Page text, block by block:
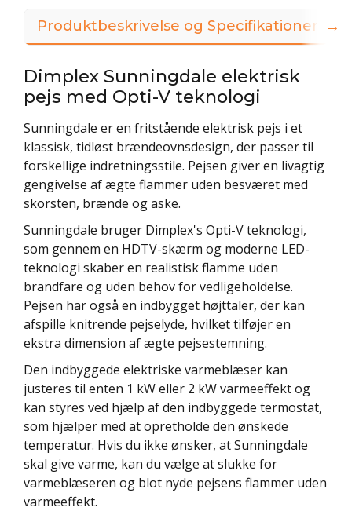
Produktbeskrivelse og Specifikationer
Dimplex Sunningdale elektrisk
pejs med Opti-V teknologi
Sunningdale er en fritstående elektrisk pejs i et
klassisk, tidløst brændeovnsdesign, der passer til
forskellige indretningsstile. Pejsen giver en livagtig
gengivelse af ægte flammer uden besværet med
skorsten, brænde og aske.
Sunningdale bruger Dimplex's Opti-V teknologi,
som gennem en HDTV-skærm og moderne LED-
teknologi skaber en realistisk flamme uden
brandfare og uden behov for vedligeholdelse.
Pejsen har også en indbygget højttaler, der kan
afspille knitrende pejselyde, hvilket tilføjer en
ekstra dimension af ægte pejsestemning.
Den indbyggede elektriske varmeblæser kan
justeres til enten 1 kW eller 2 kW varmeeffekt og
kan styres ved hjælp af den indbyggede termostat,
som hjælper med at opretholde den ønskede
temperatur. Hvis du ikke ønsker, at Sunningdale
skal give varme, kan du vælge at slukke for
varmeblæseren og blot nyde pejsens flammer uden
varmeeffekt.
→